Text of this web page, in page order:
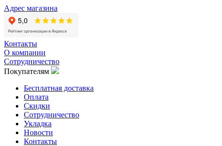
Адрес магазина
Контакты
О компании
Сотрудничество
Покупателям
Бесплатная доставка
Оплата
Скидки
Сотрудничество
Укладка
Новости
Контакты